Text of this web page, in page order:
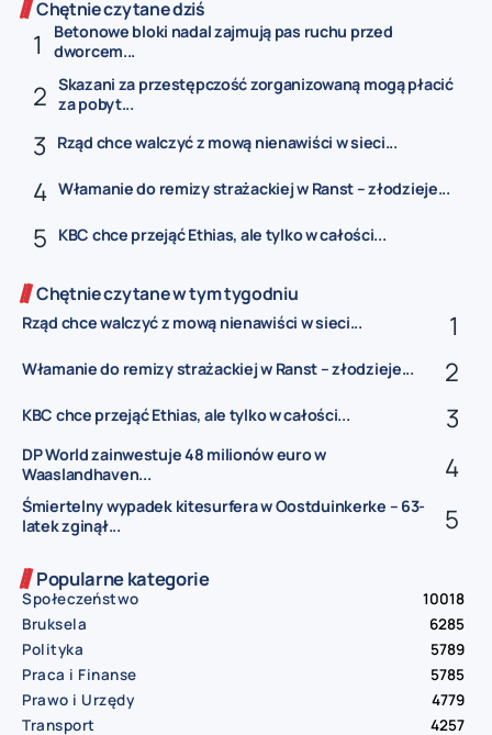
Chętnie czytane dziś
Betonowe bloki nadal zajmują pas ruchu przed
dworcem...
Skazani za przestępczość zorganizowaną mogą płacić
za pobyt...
Rząd chce walczyć z mową nienawiści w sieci...
Włamanie do remizy strażackiej w Ranst – złodzieje...
KBC chce przejąć Ethias, ale tylko w całości...
Chętnie czytane w tym tygodniu
Rząd chce walczyć z mową nienawiści w sieci...
Włamanie do remizy strażackiej w Ranst – złodzieje...
KBC chce przejąć Ethias, ale tylko w całości...
DP World zainwestuje 48 milionów euro w
Waaslandhaven...
Śmiertelny wypadek kitesurfera w Oostduinkerke – 63-
latek zginął...
Popularne kategorie
Społeczeństwo
10018
Bruksela
6285
Polityka
5789
Praca i Finanse
5785
Prawo i Urzędy
4779
Transport
4257